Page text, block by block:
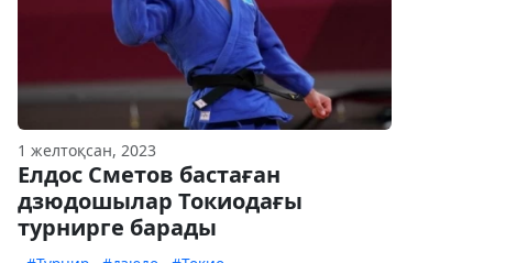
1 желтоқсан, 2023
Елдос Сметов бастаған
дзюдошылар Токиодағы
турнирге барады